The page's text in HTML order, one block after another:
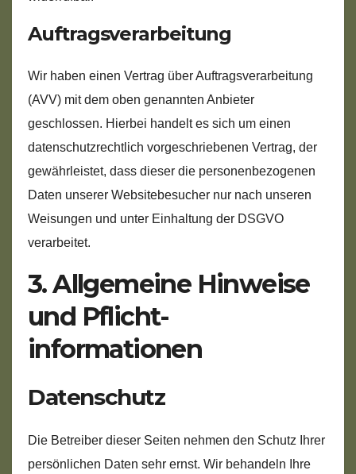
Auftragsverarbeitung
Wir haben einen Vertrag über Auftragsverarbeitung
(AVV) mit dem oben genannten Anbieter
geschlossen. Hierbei handelt es sich um einen
datenschutzrechtlich vorgeschriebenen Vertrag, der
gewährleistet, dass dieser die personenbezogenen
Daten unserer Websitebesucher nur nach unseren
Weisungen und unter Einhaltung der DSGVO
verarbeitet.
3. Allgemeine Hinweise
und Pflicht­
informationen
Datenschutz
Die Betreiber dieser Seiten nehmen den Schutz Ihrer
persönlichen Daten sehr ernst. Wir behandeln Ihre